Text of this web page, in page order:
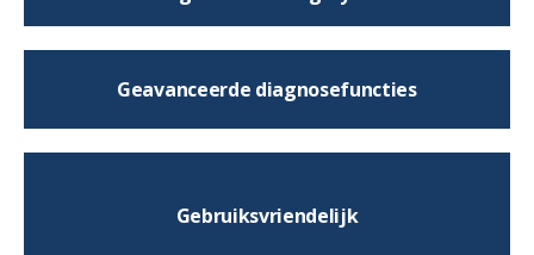
Geavanceerde diagnosefuncties
Gebruiksvriendelijk